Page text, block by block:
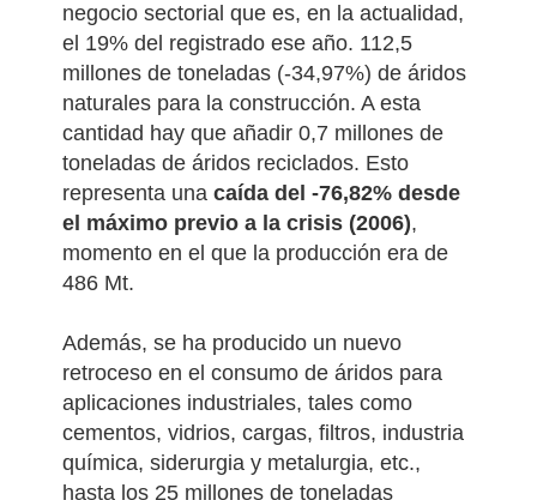
negocio sectorial que es, en la actualidad,
el 19% del registrado ese año. 112,5
millones de toneladas (-34,97%) de áridos
naturales para la construcción. A esta
cantidad hay que añadir 0,7 millones de
toneladas de áridos reciclados. Esto
representa unacaída del -76,82% desde
el máximo previo a la crisis (2006),
momento en el que la producción era de
486 Mt.
Además, se ha producido un nuevo
retroceso en el consumo de áridos para
aplicaciones industriales, tales como
cementos, vidrios, cargas, filtros, industria
química, siderurgia y metalurgia, etc.,
hasta los 25 millones de toneladas